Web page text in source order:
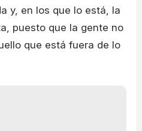
y, en los que lo está, la
puesto que la gente no
que está fuera de lo